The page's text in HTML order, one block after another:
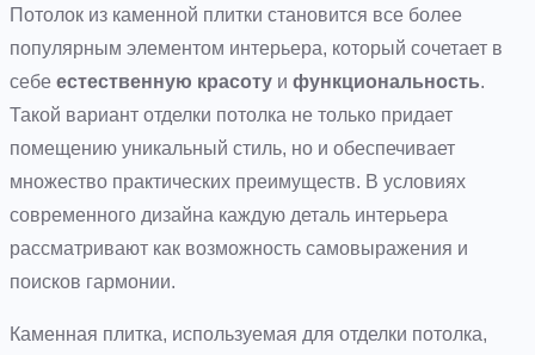
Потолок из каменной плитки становится все более
популярным элементом интерьера, который сочетает в
себе естественную красоту и функциональность.
Такой вариант отделки потолка не только придает
помещению уникальный стиль, но и обеспечивает
множество практических преимуществ. В условиях
современного дизайна каждую деталь интерьера
рассматривают как возможность самовыражения и
поисков гармонии.
Каменная плитка, используемая для отделки потолка,